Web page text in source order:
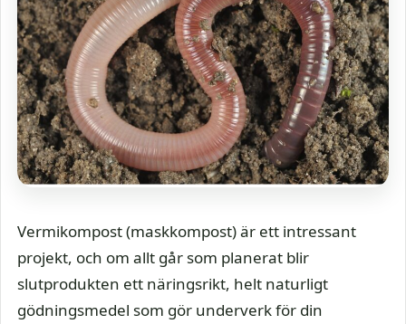
Vermikompost (maskkompost) är ett intressant
projekt, och om allt går som planerat blir
slutprodukten ett näringsrikt, helt naturligt
gödningsmedel som gör underverk för din